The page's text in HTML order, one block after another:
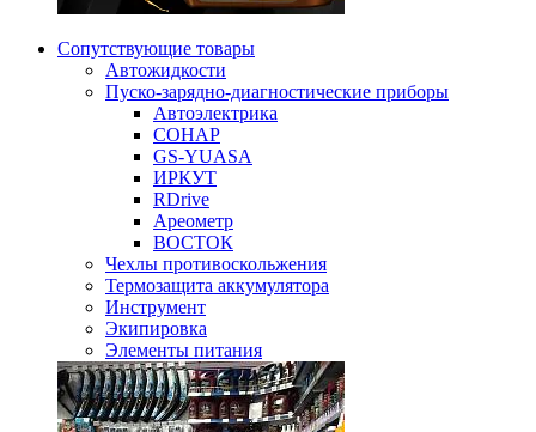
Сопутствующие товары
Автожидкости
Пуско-зарядно-диагностические приборы
Автоэлектрика
СОНАР
GS-YUASA
ИРКУТ
RDrive
Ареометр
ВОСТОК
Чехлы противоскольжения
Термозащита аккумулятора
Инструмент
Экипировка
Элементы питания